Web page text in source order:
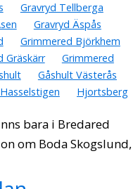
Gravryd Tellberga
Gravryd Äspås
Grimmered Björkhem
Gräskärr
Grimmered
Gåshult Västerås
Hasselstigen
Hjortsberg
bara i Bredared
om Boda Skogslund,